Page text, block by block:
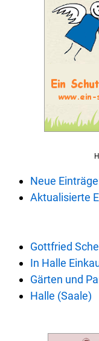
Neue Einträge
Aktualisierte
Gottfried
In Halle
Gärten und
Halle (Saale)